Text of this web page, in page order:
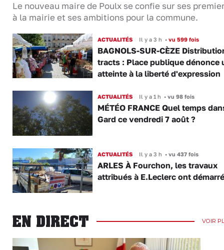
Le nouveau maire de Poulx se confie sur ses
à la mairie et ses ambitions pour la commune.
ACTUALITÉS Il y a 3 h •vu 599 fois
BAGNOLS-SUR-CÈZE
tracts : Place publique dénonce
atteinte à la liberté d'expression
ACTUALITÉS Il y a 1 h •vu 98 fois
MÉTÉO FRANCE Quel temps
Gard ce vendredi 7 août ?
ACTUALITÉS Il y a 3 h •vu 437 fois
ARLES À Fourchon, les travaux
attribués à E.Leclerc ont démarré
EN DIRECT VOIR